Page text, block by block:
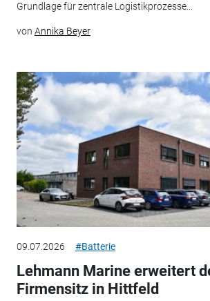
Grundlage für zentrale Logistikprozesse...
von Annika Beyer
09.07.2026 #Batterie
Lehmann Marine erweitert
Firmensitz in Hittfeld